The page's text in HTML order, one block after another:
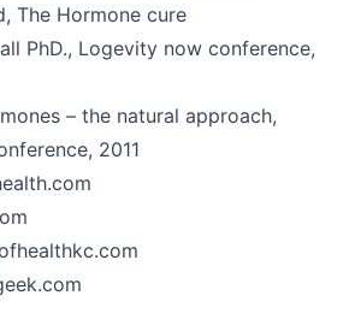
The Hormone cure
PhD., Logevity now conference,
– the natural approach,
2011